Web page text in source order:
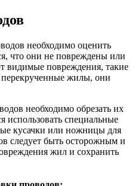
необходимо оценить
что они не повреждены или
видимые повреждения, такие
перекрученные жилы, они
необходимо обрезать их
использовать специальные
кусачки или ножницы для
следует быть осторожным и
жил и сохранить